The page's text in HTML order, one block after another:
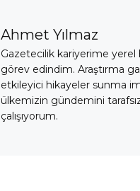
Ahmet Yılmaz
Gazetecilik kariyerime yerel
görev edindim. Araştırma
etkileyici hikayeler sunma
ülkemizin gündemini
çalışıyorum.